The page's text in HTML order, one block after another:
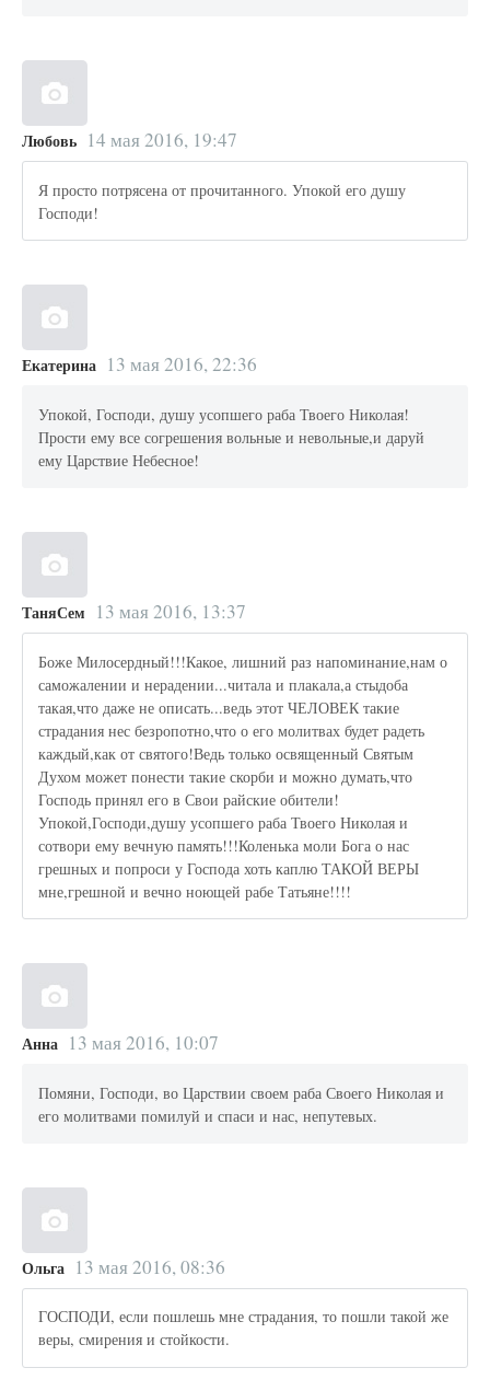
Любовь 14 мая 2016, 19:47
Я просто потрясена от прочитанного. Упокой его душу
Господи!
Екатерина 13 мая 2016, 22:36
Упокой, Господи, душу усопшего раба Твоего Николая!
Прости ему все согрешения вольные и невольные,и даруй
ему Царствие Небесное!
ТаняСем 13 мая 2016, 13:37
Боже Милосердный!!!Какое, лишний раз напоминание,нам о
саможалении и нерадении...читала и плакала,а стыдоба
такая,что даже не описать...ведь этот ЧЕЛОВЕК такие
страдания нес безропотно,что о его молитвах будет радеть
каждый,как от святого!Ведь только освященный Святым
Духом может понести такие скорби и можно думать,что
Господь принял его в Свои райские обители!
Упокой,Господи,душу усопшего раба Твоего Николая и
сотвори ему вечную память!!!Коленька моли Бога о нас
грешных и попроси у Господа хоть каплю ТАКОЙ ВЕРЫ
мне,грешной и вечно ноющей рабе Татьяне!!!!
Анна 13 мая 2016, 10:07
Помяни, Господи, во Царствии своем раба Своего Николая и
его молитвами помилуй и спаси и нас, непутевых.
Ольга 13 мая 2016, 08:36
ГОСПОДИ, если пошлешь мне страдания, то пошли такой же
веры, смирения и стойкости.